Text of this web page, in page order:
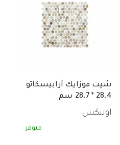
شيت موزايك أرابيسكاتو
28.4 * 28.7 سم
اونيكس
متوفر